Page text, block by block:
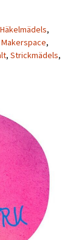
,
Makerspace,
, Strickmädels,